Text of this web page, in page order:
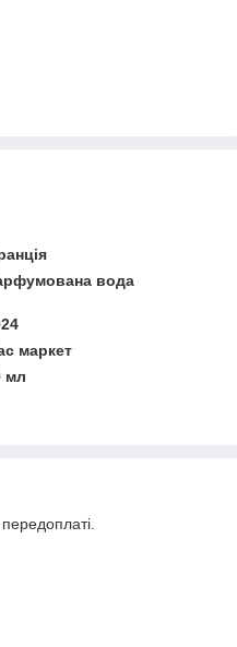
вода
маркет
мл